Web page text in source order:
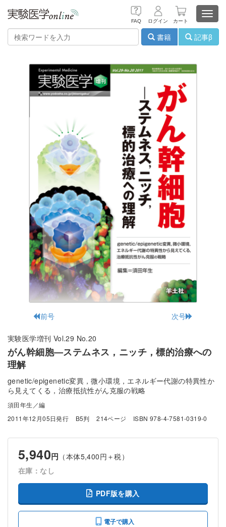
FAQ ログイン カート
書籍
記事β
前号 次号
実験医学増刊 Vol.29 No.20
がん幹細胞—ステムネス，ニッチ，標的治療への
理解
genetic/epigenetic変異，微小環境，エネルギー代謝の特異性か
ら見えてくる，治療抵抗性がん克服の戦略
須田年生／編
2011年12月05日発行
B5判 214ページ ISBN 978-4-7581-0319-0
5,940円 （本体5,400円＋税）
在庫：なし
PDF版を購入
電子で購入